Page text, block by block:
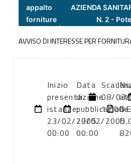
appalto
forniture
AZIENDA
N. 2 -
AVVISO DI INTERESSE PER
Inizio
presentazione
istanze:
23/02/2005
00:00
Data
di
pubblicazione:
23/02/2005
00:00
08/
12:00